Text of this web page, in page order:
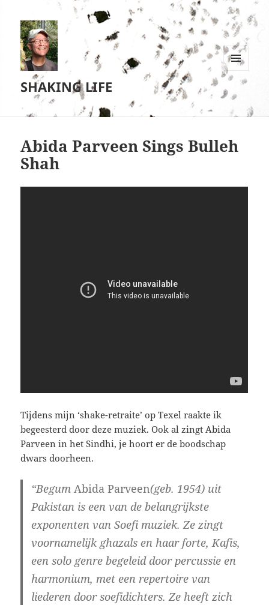
SHAKING LIFE
MENU
WIDGETS
Abida Parveen Sings Bulleh
Shah
Tijdens mijn ‘shake-retraite’ op Texel raakte ik
begeesterd door deze muziek. Ook al zingt Abida
Parveen in het Sindhi, je hoort er de boodschap
dwars doorheen.
“BegumAbida Parveen(geb. 1954) uit
Pakistan is een van de belangrijkste
exponenten van Soefi muziek. Ze zingt
voornamelijk ghazals en haar forte, Kafis,
een solo genre begeleid door percussie en
harmonium, met een repertoire van
liederen door soefidichters. Ze heeft zich